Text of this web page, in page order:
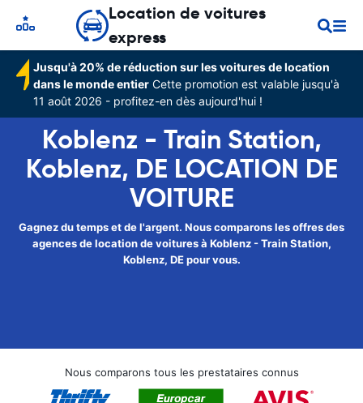
Location de voitures
express
Jusqu'à 20% de réduction sur les voitures de location
dans le monde entier Cette promotion est valable jusqu'à
11 août 2026 - profitez-en dès aujourd'hui !
Koblenz - Train Station,
Koblenz, DE LOCATION DE
VOITURE
Gagnez du temps et de l'argent. Nous comparons les offres des
agences de location de voitures à Koblenz - Train Station,
Koblenz, DE pour vous.
Nous comparons tous les prestataires connus